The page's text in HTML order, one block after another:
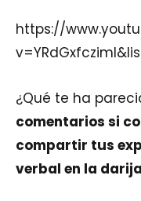
https://
¿Qué te ha
comentarios si
compartir tus
verbal en la